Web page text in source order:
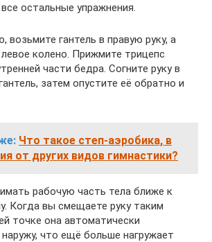
остальные упражнения.
возьмите гантель в правую руку, а
левое колено. Прижмите трицепс
части бедра. Согните руку в
затем опустите её обратно и
Что такое степ-аэробика, в
от других видов гимнастики?
рабочую часть тела ближе к
Когда вы смещаете руку таким
точке она автоматически
наружу, что ещё больше нагружает